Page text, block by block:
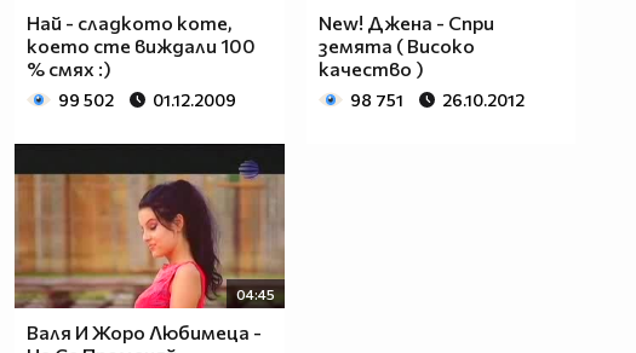
Най - сладкото коте,
което сте виждали 100
% смях :)
99 502 01.12.2009
New! Джена - Спри
земята ( Високо
качество )
98 751 26.10.2012
04:45
Валя И Жоро Любимеца -